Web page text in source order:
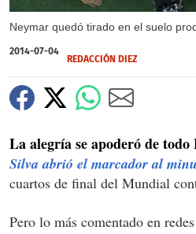
Neymar quedó tirado en el suelo
2014-07-04
REDACCIÓN DIEZ
La alegría se apoderó de
Silva abrió el marcador al
cuartos de final del Mundial
Pero lo más comentado en